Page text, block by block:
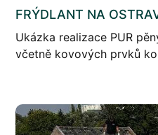
FRÝDLANT NA
Ukázka realizace PUR
včetně kovových prvků